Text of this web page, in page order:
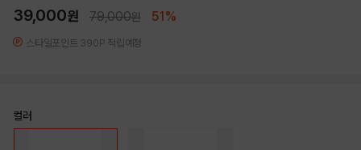
39,000원 79,000원 51%
스타일포인트 390P 적립예정
컬러